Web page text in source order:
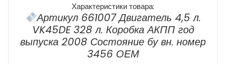
Характеристики товара:
Артикул 661007 Двигатель 4,5 л.
VK45DE 328 л. Коробка АКПП год
выпуска 2008 Состояние бу вн. номер
3456 ОЕМ